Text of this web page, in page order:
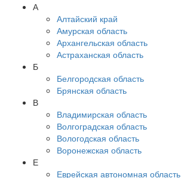
А
Алтайский край
Амурская область
Архангельская область
Астраханская область
Б
Белгородская область
Брянская область
В
Владимирская область
Волгоградская область
Вологодская область
Воронежская область
Е
Еврейская автономная область